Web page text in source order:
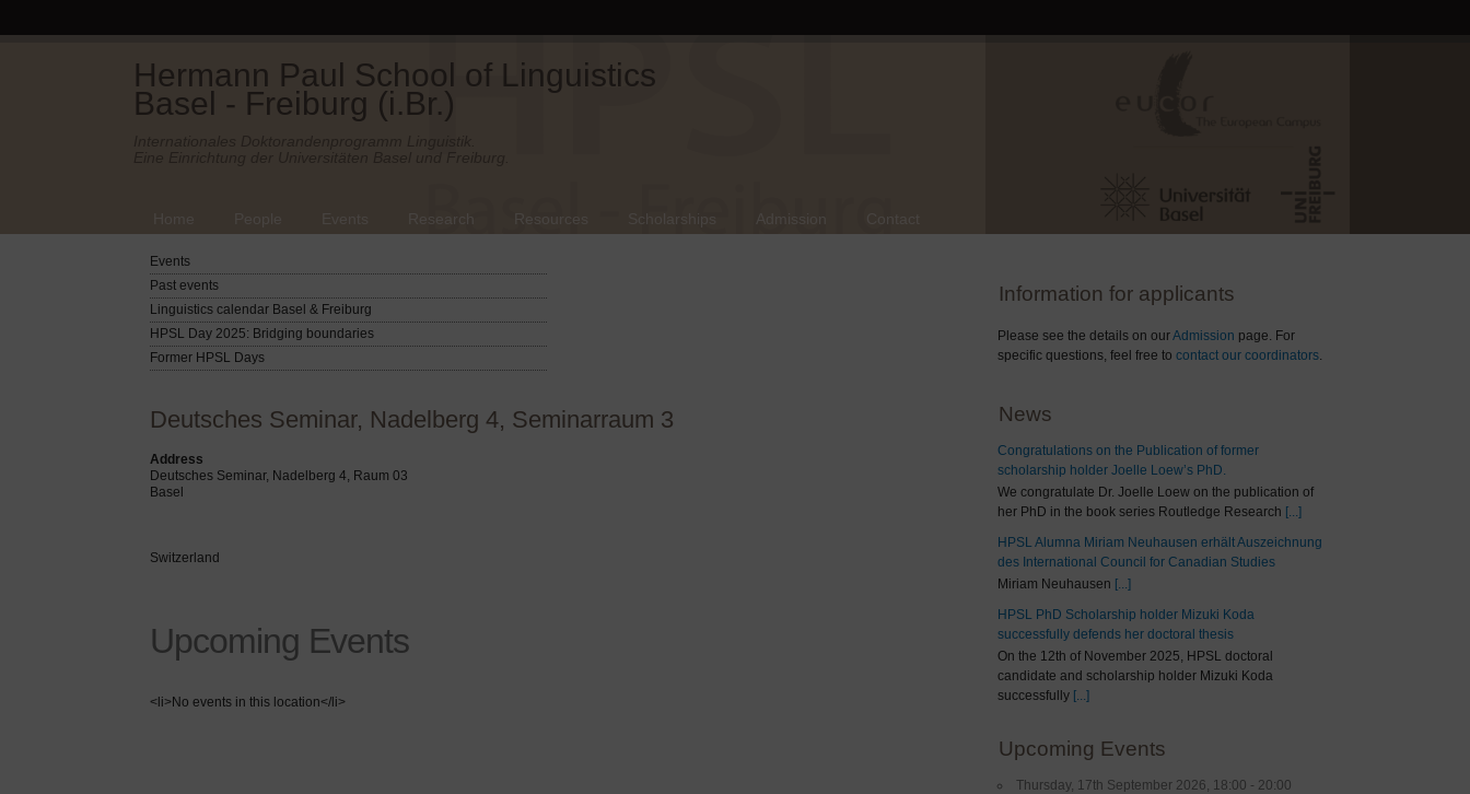
Hermann Paul School of Linguistics
Basel - Freiburg (i.Br.)
Events
Past events
Linguistics calendar Basel & Freiburg
HPSL Day 2025: Bridging boundaries
Former HPSL Days
Deutsches Seminar, Nadelberg 4, Seminarraum 3
Address
Deutsches Seminar, Nadelberg 4, Raum 03
Basel
Switzerland
Upcoming Events
<li>No events in this location</li>
Information for applicants
Please see the details on ourAdmission page. For
specific questions, feel free to contact our coordinators.
News
Congratulations on the Publication of former
scholarship holder Joelle Loew’s PhD.
We congratulate Dr. Joelle Loew on the publication of
her PhD in the book series Routledge Research [...]
HPSL Alumna Miriam Neuhausen erhält Auszeichnung
des International Council for Canadian Studies
Miriam Neuhausen [...]
HPSL PhD Scholarship holder Mizuki Koda
successfully defends her doctoral thesis
On the 12th of November 2025, HPSL doctoral
candidate and scholarship holder Mizuki Koda
successfully [...]
Upcoming Events
Thursday, 17th September 2026, 18:00 - 20:00